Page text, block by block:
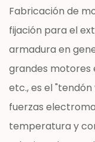
Fabricación de
fijación para el
armadura en
grandes motores
etc., es el
fuerzas
temperatura y